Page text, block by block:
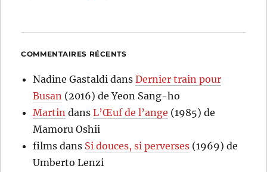
COMMENTAIRES RÉCENTS
Nadine Gastaldi dansDernier train pour
Busan (2016) de Yeon Sang-ho
Martin dansL’Œuf de l’ange (1985) de
Mamoru Oshii
films dans Si douces, si perverses (1969) de
Umberto Lenzi